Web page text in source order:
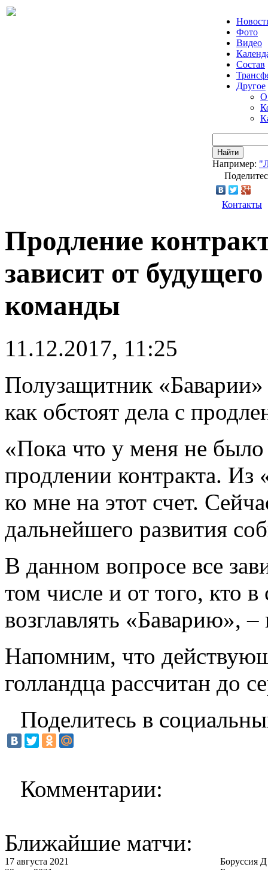
Фото
Видео
Состав
Другое
О
Найти
Например:
Контакты
Продление
зависит от
команды
11.12.2017, 11:25
Полузащитник
как обстоят дела с
«Пока что у меня не
продлении контракта. Из
ко мне на этот счет.
дальнейшего развития
В данном вопросе все
том числе и от того, кто
возглавлять «Баварию»,
Напомним, что
голландца рассчитан до
Поделитесь в
Комментарии:
Ближайшие матчи:
17 августа 2021
Боруссия Д